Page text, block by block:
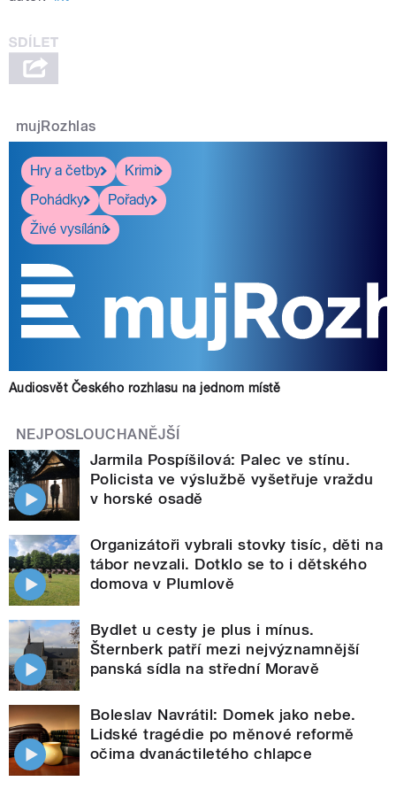
mujRozhlas
Hry a četby
Krimi
Pohádky
Pořady
Živé vysílání
Audiosvět Českého rozhlasu na jednom místě
NEJPOSLOUCHANĚJŠÍ
Jarmila Pospíšilová: Palec ve stínu.
Policista ve výslužbě vyšetřuje vraždu
v horské osadě
Organizátoři vybrali stovky tisíc, děti na
tábor nevzali. Dotklo se to i dětského
domova v Plumlově
Bydlet u cesty je plus i mínus.
Šternberk patří mezi nejvýznamnější
panská sídla na střední Moravě
Boleslav Navrátil: Domek jako nebe.
Lidské tragédie po měnové reformě
očima dvanáctiletého chlapce